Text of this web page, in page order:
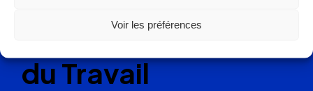
Voir les préférences
en Droit
du Travail